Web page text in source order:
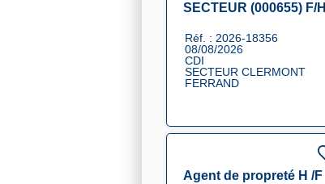
SECTEUR (000655) F/H
Réf. : 2026-18356
08/08/2026
CDI
SECTEUR CLERMONT
FERRAND
Agent de propreté H /F